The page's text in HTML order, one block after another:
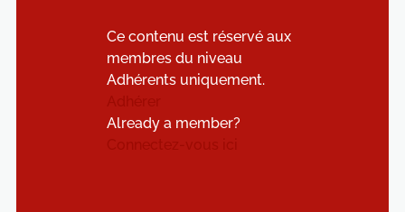
Ce contenu est réservé aux
membres du niveau
Adhérents uniquement.
Already a member?